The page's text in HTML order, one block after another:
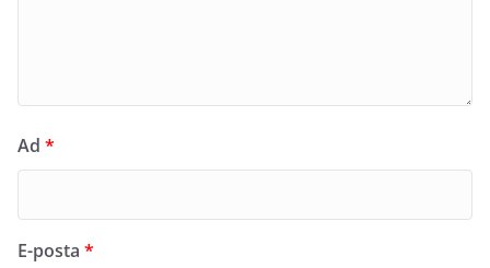
Ad *
E-posta *